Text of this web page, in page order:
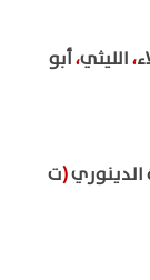
،الليثي،أبو
الدينوري(ت